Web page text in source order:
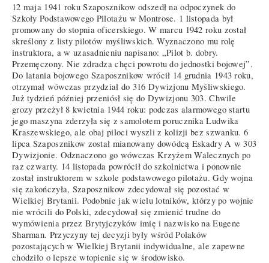
12 maja 1941 roku Szaposznikow odszedł na odpoczynek do
Szkoły Podstawowego Pilotażu w Montrose. 1 listopada był
promowany do stopnia oficerskiego. W marcu 1942 roku został
skreślony z listy pilotów myśliwskich. Wyznaczono mu rolę
instruktora, a w uzasadnieniu napisano: „Pilot b. dobry.
Przemęczony. Nie zdradza chęci powrotu do jednostki bojowej”.
Do latania bojowego Szaposznikow wrócił 14 grudnia 1943 roku,
otrzymał wówczas przydział do 316 Dywizjonu Myśliwskiego.
Już tydzień później przeniósł się do Dywizjonu 303. Chwile
grozy przeżył 8 kwietnia 1944 roku: podczas alarmowego startu
jego maszyna zderzyła się z samolotem porucznika Ludwika
Kraszewskiego, ale obaj piloci wyszli z kolizji bez szwanku. 6
lipca Szaposznikow został mianowany dowódcą Eskadry A w 303
Dywizjonie. Odznaczono go wówczas Krzyżem Walecznych po
raz czwarty. 14 listopada powrócił do szkolnictwa i ponownie
został instruktorem w szkole podstawowego pilotażu. Gdy wojna
się zakończyła, Szaposznikow zdecydował się pozostać w
Wielkiej Brytanii. Podobnie jak wielu lotników, którzy po wojnie
nie wrócili do Polski, zdecydował się zmienić trudne do
wymówienia przez Brytyjczyków imię i nazwisko na Eugene
Sharman. Przyczyny tej decyzji były wśród Polaków
pozostających w Wielkiej Brytanii indywidualne, ale zapewne
chodziło o lepsze wtopienie się w środowisko.